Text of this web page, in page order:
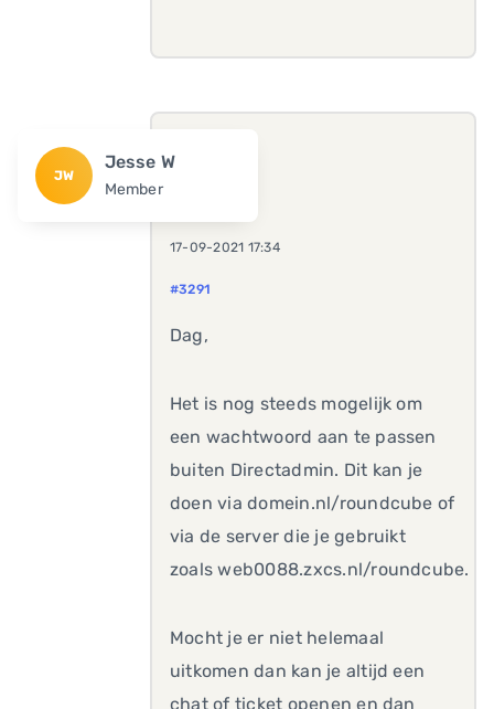
JW
Jesse W
Member
17-09-2021 17:34
#3291
Dag,
Het is nog steeds mogelijk om
een wachtwoord aan te passen
buiten Directadmin. Dit kan je
doen via domein.nl/roundcube of
via de server die je gebruikt
zoals web0088.zxcs.nl/roundcube.
Mocht je er niet helemaal
uitkomen dan kan je altijd een
chat of ticket openen en dan